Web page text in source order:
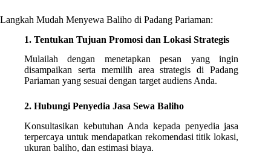
Langkah Mudah Menyewa Baliho di Padang Pariaman:
1. Tentukan Tujuan Promosi dan Lokasi Strategis
Mulailah dengan menetapkan pesan yang ingin
disampaikan serta memilih area strategis di Padang
Pariaman yang sesuai dengan target audiens Anda.
2. Hubungi Penyedia Jasa Sewa Baliho
Konsultasikan kebutuhan Anda kepada penyedia jasa
terpercaya untuk mendapatkan rekomendasi titik lokasi,
ukuran baliho, dan estimasi biaya.